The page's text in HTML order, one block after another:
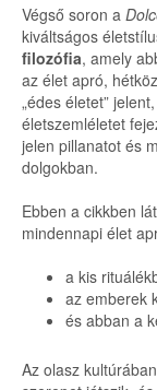
Végső soron a
kiváltságos
filozófia, amely
az élet apró,
„édes életet”
életszemléletet
jelen pillanatot és
dolgokban.
Ebben a cikkben
mindennapi élet
a kis
az emberek
és abban a
Az olasz